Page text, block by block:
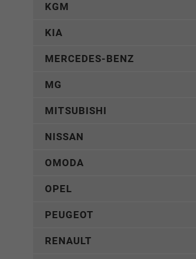
KGM
KIA
MERCEDES-BENZ
MG
MITSUBISHI
NISSAN
OMODA
OPEL
PEUGEOT
RENAULT